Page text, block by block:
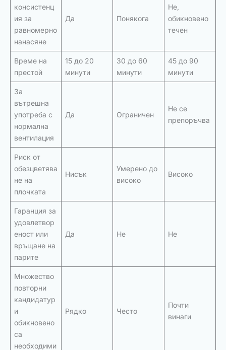
консистенц
ия за
равномерно
нанасяне
Да Понякога
Не,
обикновено
течен
Време на
престой
15 до 20
минути
30 до 60
минути
45 до 90
минути
За
вътрешна
употреба с
нормална
вентилация
Да Ограничен
Не се
препоръчва
Риск от
обезцветява
не на
плочката
Нисък
Умерено до
високо
Високо
Гаранция за
удовлетвор
еност или
връщане на
парите
Да Не Не
Множество
повторни
кандидатур
и
обикновено
са
необходими
Рядко Често
Почти
винаги